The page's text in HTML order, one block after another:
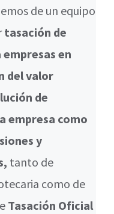
de un equipo
tasación de
en
del valor
de
empresa como
y
tanto de
como de
Tasación Oficial